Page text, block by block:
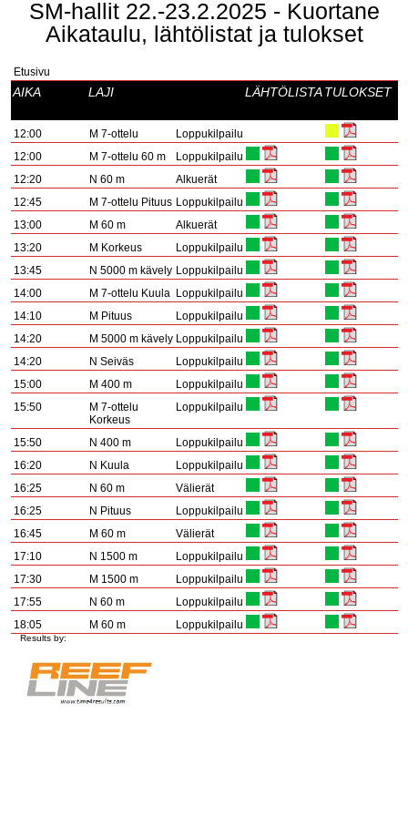
SM-hallit 22.-23.2.2025 - Kuortane
Aikataulu, lähtölistat ja tulokset
Etusivu
AIKA LAJI LÄHTÖLISTA TULOKSET
12:00 M 7-ottelu
Loppukilpailu
12:00
M 7-ottelu 60 m
Loppukilpailu
12:20
N 60 m
Alkuerät
12:45
M 7-ottelu Pituus Loppukilpailu
13:00
M 60 m
Alkuerät
13:20
M Korkeus
Loppukilpailu
13:45
N 5000 m kävely Loppukilpailu
14:00
M 7-ottelu Kuula
Loppukilpailu
14:10
M Pituus
Loppukilpailu
14:20
M 5000 m kävely Loppukilpailu
14:20
N Seiväs
Loppukilpailu
15:00
M 400 m
Loppukilpailu
15:50
M 7-ottelu
Korkeus
Loppukilpailu
15:50 N 400 m
Loppukilpailu
16:20
N Kuula
Loppukilpailu
16:25
N 60 m
Välierät
16:25
N Pituus
Loppukilpailu
16:45
M 60 m
Välierät
17:10
N 1500 m
Loppukilpailu
17:30
M 1500 m
Loppukilpailu
17:55
N 60 m
Loppukilpailu
18:05
M 60 m Loppukilpailu
Results by: